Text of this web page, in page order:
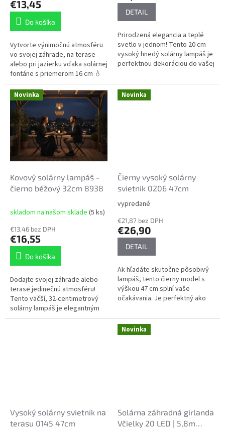
€13,45
Do košíka
Vytvorte výnimočnú atmosféru
vo svojej záhrade, na terase
alebo pri jazierku vďaka solárnej
fontáne s priemerom 16 cm 💧
Je to moderné a ekologické
riešenie, ktoré...
5,0
hviezdičiek.
DETAIL
Prirodzená elegancia a teplé
svetlo v jednom! Tento 20 cm
vysoký hnedý solárny lampáš je
perfektnou dekoráciou do vašej
Dodá jedinečnú atmosféru...
Novinka
Kovový solárny lampáš -
čierno béžový 32cm 8938
skladom na našom sklade (5 ks)
€13,46 bez DPH
€16,55
Do košíka
Dodajte svojej záhrade alebo
terase jedinečnú atmosféru!
Tento väčší, 32-centimetrový
solárny lampáš je elegantným
doplnkom, ktorý poteší nielen
Novinka
Čierny vysoký solárny
svietnik 0206 47cm
Priemerné
produktu
je
5,0
hviezdičiek.
vypredané
€21,87 bez DPH
€26,90
DETAIL
Ak hľadáte skutočne pôsobivý
lampáš, tento čierny model s
výškou 47 cm splní vaše
očakávania. Je perfektný ako
verandu alebo do záhrady a
kombinuje...
Vysoký solárny svietnik na
terasu 0145 47cm
Novinka
Solárna záhradná girlanda
Včielky 20 LED | 5,8m